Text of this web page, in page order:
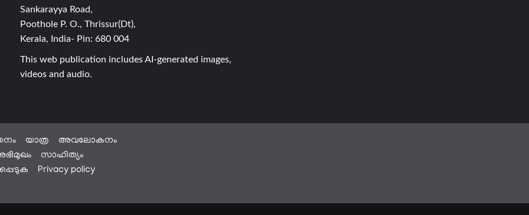
Sankarayya Road,
Poothole P. O., Thrissur(Dt),
Kerala, India- Pin: 680 004
This web publication includes AI-generated images,
videos and audio.
യാത്ര
അവലോകനം
സാഹിത്യം
Privacy policy